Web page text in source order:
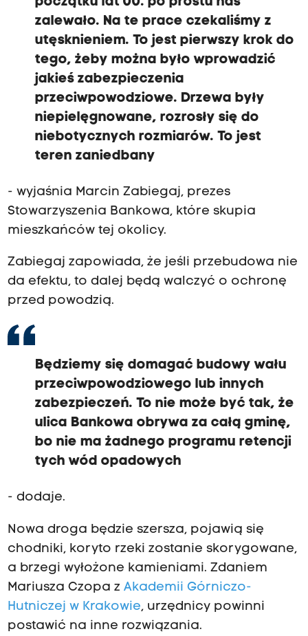
zalewało. Na te prace czekaliśmy z
utęsknieniem. To jest pierwszy krok do
tego, żeby można było wprowadzić
jakieś zabezpieczenia
przeciwpowodziowe. Drzewa były
niepielęgnowane, rozrosły się do
niebotycznych rozmiarów. To jest
teren zaniedbany
- wyjaśnia Marcin Zabiegaj, prezes
Stowarzyszenia Bankowa, które skupia
mieszkańców tej okolicy.
Zabiegaj zapowiada, że jeśli przebudowa nie
da efektu, to dalej będą walczyć o ochronę
przed powodzią.
Będziemy się domagać budowy wału
przeciwpowodziowego lub innych
zabezpieczeń. To nie może być tak, że
ulica Bankowa obrywa za całą gminę,
bo nie ma żadnego programu retencji
tych wód opadowych
- dodaje.
Nowa droga będzie szersza, pojawią się
chodniki, koryto rzeki zostanie skorygowane,
a brzegi wyłożone kamieniami. Zdaniem
Mariusza Czopa z Akademii Górniczo-
Hutniczej w Krakowie, urzędnicy powinni
postawić na inne rozwiązania.